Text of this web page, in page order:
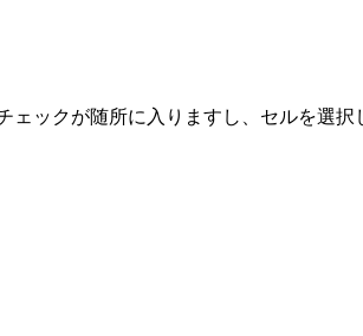
ックが随所に入りますし、セルを選択